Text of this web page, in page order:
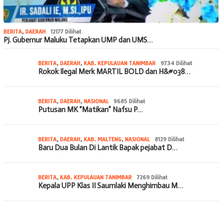
BERITA, DAERAH 12177 Dilihat
Pj. Gubernur Maluku Tetapkan UMP dan UMS…
BERITA, DAERAH, KAB. KEPULAUAN TANIMBAR 9734 Dilihat
Rokok Ilegal Merk MARTIL BOLD dan H&#038…
BERITA, DAERAH, NASIONAL 9685 Dilihat
Putusan MK “Matikan” Nafsu P…
BERITA, DAERAH, KAB. MALTENG, NASIONAL 8129 Dilihat
Baru Dua Bulan Di Lantik Bapak pejabat D…
BERITA, KAB. KEPULAUAN TANIMBAR 7269 Dilihat
Kepala UPP Klas II Saumlaki Menghimbau M…